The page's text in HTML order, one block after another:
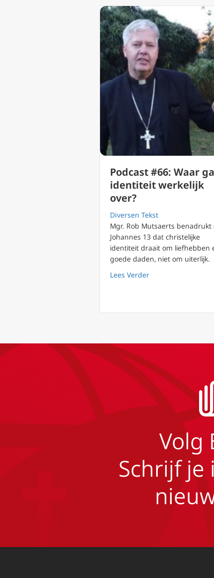
Podcast #66: Waar
identiteit werkelijk
over?
Diversen Tekst
Mgr. Rob Mutsaerts benadrukt
Johannes 13 dat christelijke
identiteit draait om liefhebben
goede daden, niet om uiterlijk.
Lees Verderabout Podcast
Volg
Schrijf je